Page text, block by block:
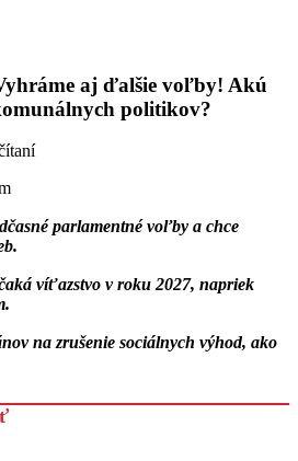
aj ďalšie voľby! Akú
politikov?
parlamentné voľby a chce
víťazstvo v roku 2027, napriek
na zrušenie sociálnych výhod, ako